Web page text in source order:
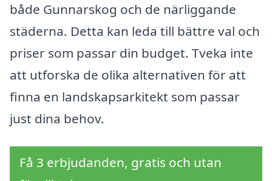
både Gunnarskog och de närliggande
städerna. Detta kan leda till bättre val och
priser som passar din budget. Tveka inte
att utforska de olika alternativen för att
finna en landskapsarkitekt som passar
just dina behov.
Få 3 erbjudanden, gratis och utan